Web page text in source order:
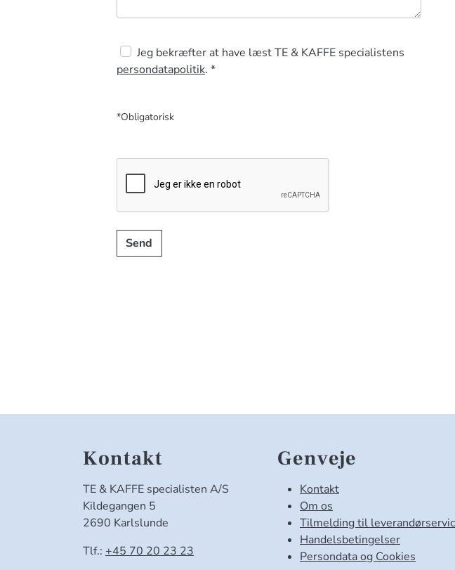
Jeg bekræfter at have læst TE & KAFFE specialistens
persondatapolitik. *
*Obligatorisk
Send
Kontakt
TE & KAFFE specialisten A/S
Kildegangen 5
2690 Karlslunde
Tlf.: +45 70 20 23 23
Genveje
Kontakt
Om os
Tilmelding til
Handelsbetingelser
Persondata og Cookies